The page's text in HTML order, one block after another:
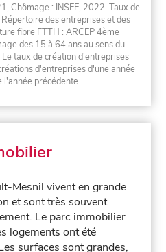
Chômage : INSEE, 2022. Taux de
des entreprises et des
fibre FTTH : ARCEP 4ème
des 15 à 64 ans au sens du
taux de création d'entreprises
d'entreprises d'une année
l'année précédente.
Mesnil vivent en grande
et sont très souvent
Le parc immobilier
logements ont été
surfaces sont grandes,